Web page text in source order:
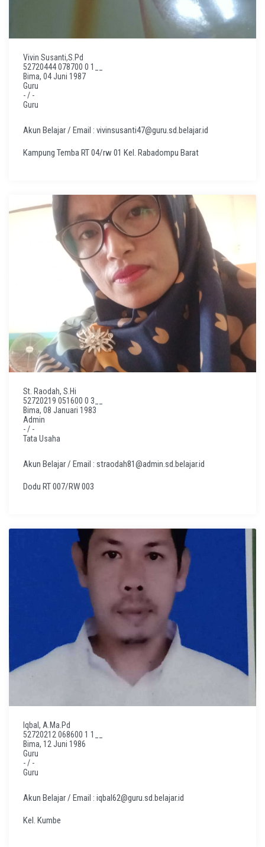
Vivin Susanti,S.Pd
52720444 078700 0 1__
Bima, 04 Juni 1987
Guru
- / -
Guru
Akun Belajar / Email : vivinsusanti47@guru.sd.belajar.id
Kampung Temba RT 04/rw 01 Kel. Rabadompu Barat
St. Raodah, S.Hi
52720219 051600 0 3__
Bima, 08 Januari 1983
Admin
- / -
Tata Usaha
Akun Belajar / Email : straodah81@admin.sd.belajar.id
Dodu RT 007/RW 003
Iqbal, A.Ma.Pd
52720212 068600 1 1__
Bima, 12 Juni 1986
Guru
- / -
Guru
Akun Belajar / Email : iqbal62@guru.sd.belajar.id
Kel. Kumbe